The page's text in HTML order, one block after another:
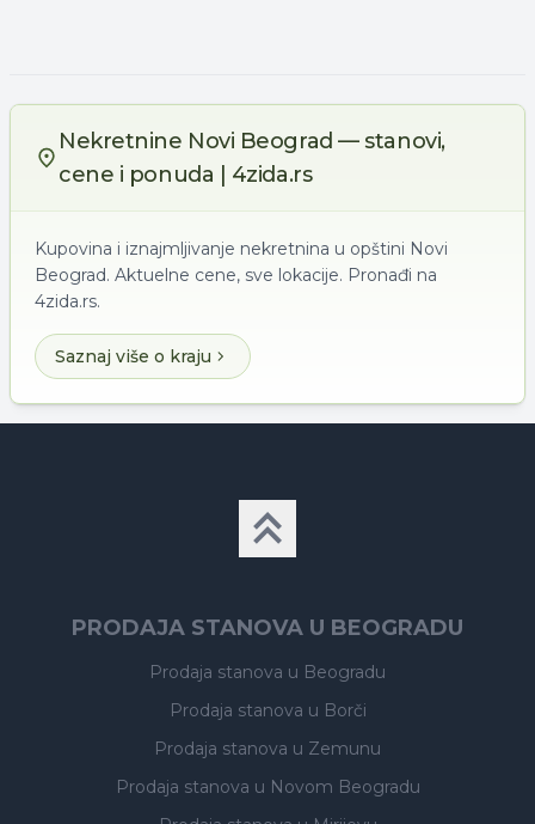
Nekretnine Novi Beograd — stanovi,
cene i ponuda | 4zida.rs
Kupovina i iznajmljivanje nekretnina u opštini Novi
Beograd. Aktuelne cene, sve lokacije. Pronađi na
4zida.rs.
Saznaj više o kraju
PRODAJA STANOVA U BEOGRADU
Prodaja stanova u Beogradu
Prodaja stanova u Borči
Prodaja stanova u Zemunu
Prodaja stanova u Novom Beogradu